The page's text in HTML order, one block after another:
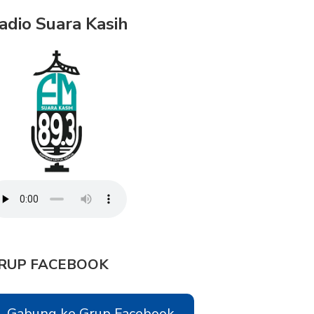
Suara Kasih
FACEBOOK